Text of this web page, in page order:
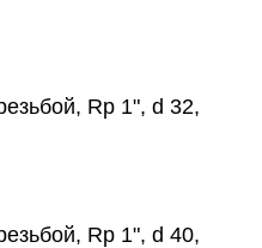
Rp 1", d 32,
Rp 1", d 40,